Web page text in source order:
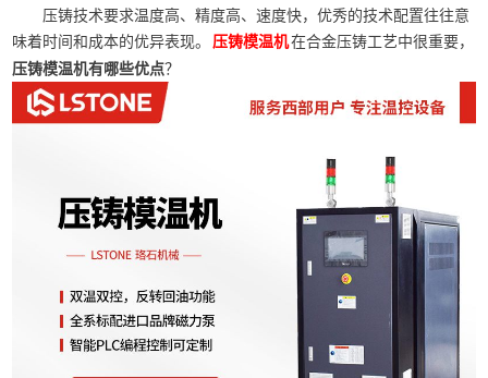
压铸技术要求温度高、精度高、速度快，优秀的技术配置往往意
味着时间和成本的优异表现。
压铸模温机在合金压铸工艺中很重要，
压铸模温机有哪些优点？